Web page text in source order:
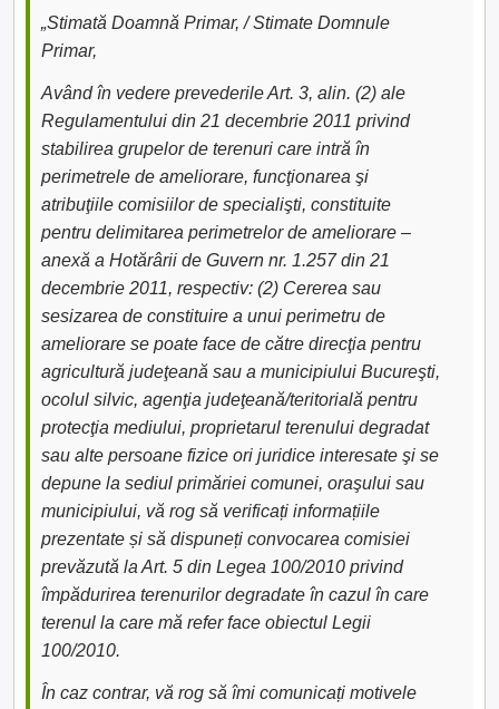
„Stimată Doamnă Primar, / Stimate Domnule
Primar,
Având în vedere prevederile Art. 3, alin. (2) ale
Regulamentului din 21 decembrie 2011 privind
stabilirea grupelor de terenuri care intră în
perimetrele de ameliorare, funcţionarea şi
atribuţiile comisiilor de specialişti, constituite
pentru delimitarea perimetrelor de ameliorare –
anexă a Hotărârii de Guvern nr. 1.257 din 21
decembrie 2011, respectiv: (2) Cererea sau
sesizarea de constituire a unui perimetru de
ameliorare se poate face de către direcţia pentru
agricultură judeţeană sau a municipiului Bucureşti,
ocolul silvic, agenţia judeţeană/teritorială pentru
protecţia mediului, proprietarul terenului degradat
sau alte persoane fizice ori juridice interesate şi se
depune la sediul primăriei comunei, oraşului sau
municipiului, vă rog să verificați informațiile
prezentate și să dispuneți convocarea comisiei
prevăzută la Art. 5 din Legea 100/2010 privind
împădurirea terenurilor degradate în cazul în care
terenul la care mă refer face obiectul Legii
100/2010.
În caz contrar, vă rog să îmi comunicați motivele